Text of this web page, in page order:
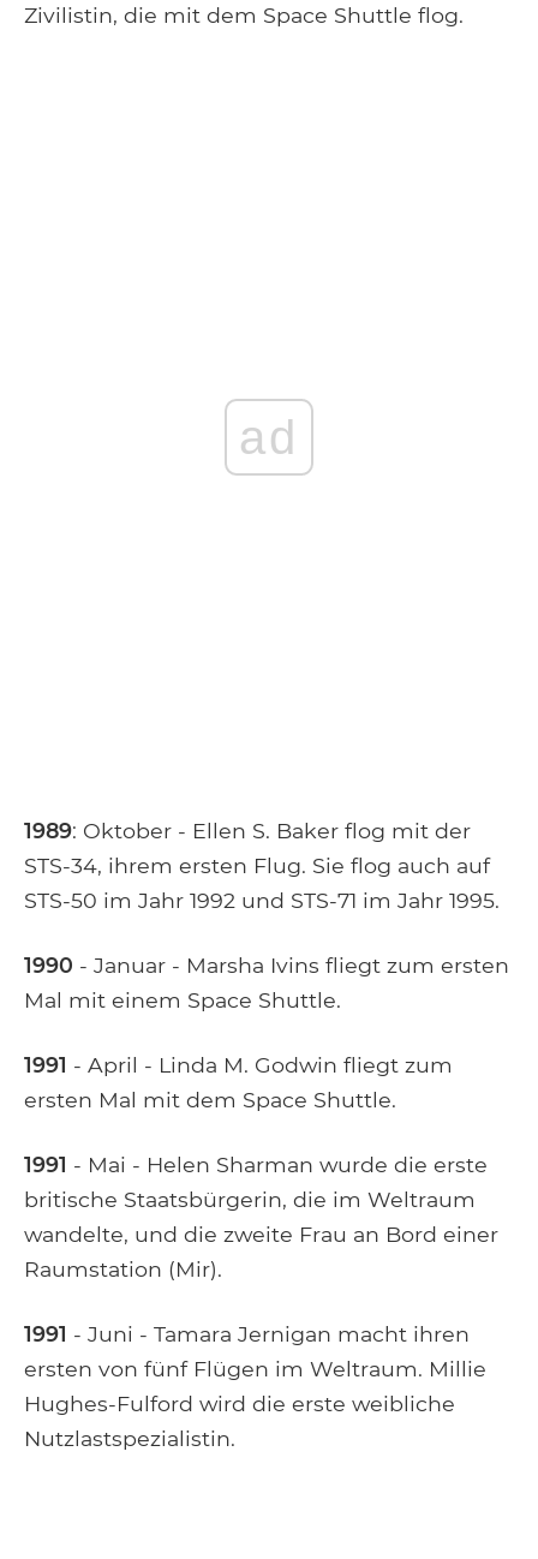
Zivilistin, die mit dem Space Shuttle flog.
ad
1989: Oktober - Ellen S. Baker flog mit der
STS-34, ihrem ersten Flug. Sie flog auch auf
STS-50 im Jahr 1992 und STS-71 im Jahr 1995.
1990 - Januar - Marsha Ivins fliegt zum ersten
Mal mit einem Space Shuttle.
1991 - April - Linda M. Godwin fliegt zum
ersten Mal mit dem Space Shuttle.
1991 - Mai - Helen Sharman wurde die erste
britische Staatsbürgerin, die im Weltraum
wandelte, und die zweite Frau an Bord einer
Raumstation (Mir).
1991 - Juni - Tamara Jernigan macht ihren
ersten von fünf Flügen im Weltraum. Millie
Hughes-Fulford wird die erste weibliche
Nutzlastspezialistin.